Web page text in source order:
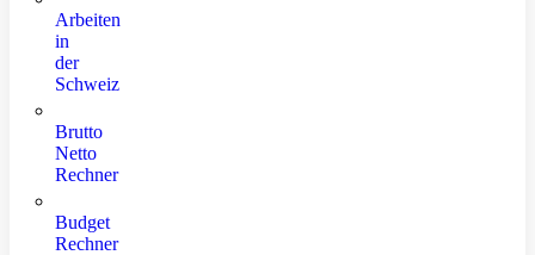
Arbeiten
in
der
Schweiz
Brutto
Netto
Rechner
Budget
Rechner